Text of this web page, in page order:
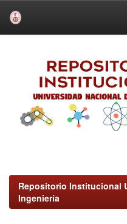
Repositorio Institucional
Ingeniería